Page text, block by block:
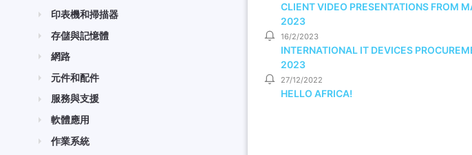
印表機和掃描器
存儲與記憶體
網路
元件和配件
服務與支援
軟體應用
作業系統
CLIENT VIDEO PRESENTATIONS FROM
2023
16/2/2023
INTERNATIONAL IT DEVICES
2023
27/12/2022
HELLO AFRICA!